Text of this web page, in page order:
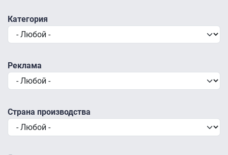
Категория
Реклама
Страна производства